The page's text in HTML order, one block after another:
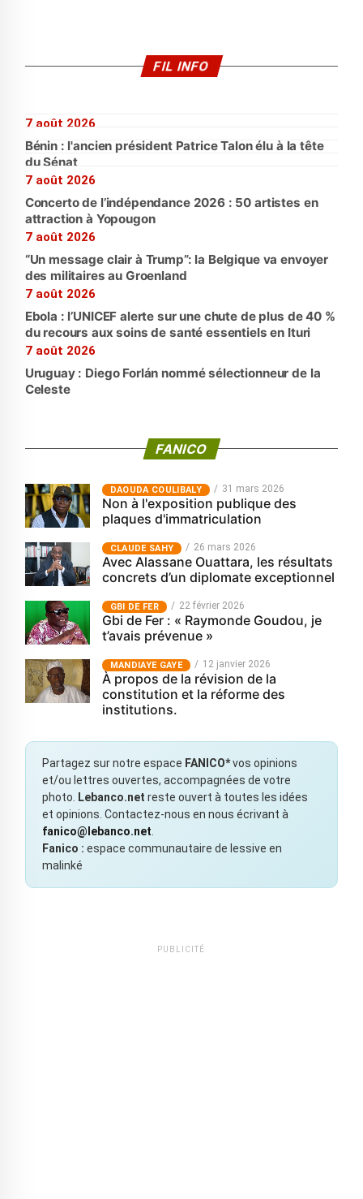
FIL INFO
7 août 2026
Bénin : l'ancien président Patrice Talon élu à la tête
du Sénat
7 août 2026
Concerto de l’indépendance 2026 : 50 artistes en
attraction à Yopougon
7 août 2026
“Un message clair à Trump”: la Belgique va envoyer
des militaires au Groenland
7 août 2026
Ebola : l’UNICEF alerte sur une chute de plus de 40 %
du recours aux soins de santé essentiels en Ituri
7 août 2026
Uruguay : Diego Forlán nommé sélectionneur de la
Celeste
FANICO
‎DAOUDA COULIBALY 31 mars 2026
Non à l'exposition publique des
plaques d'immatriculation
CLAUDE SAHY 26 mars 2026
Avec Alassane Ouattara, les résultats
concrets d’un diplomate exceptionnel
GBI DE FER 22 février 2026
Gbi de Fer : « Raymonde Goudou, je
t’avais prévenue »
MANDIAYE GAYE 12 janvier 2026
À propos de la révision de la
constitution et la réforme des
institutions.
Partagez sur notre espace FANICO*vos opinions
et/ou lettres ouvertes, accompagnées de votre
photo.
Lebanco.net reste ouvert à toutes les idées
et opinions. Contactez-nous en nous écrivant à
fanico@lebanco.net
Fanico : espace communautaire de lessive en
malinké
PUBLICITÉ